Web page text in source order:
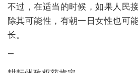
不过，在适当的时候，如果人民
除其可能性，有朝一日女性也可
长。
—